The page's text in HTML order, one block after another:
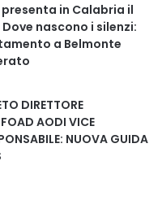
in Calabria il
nascono i silenzi:
a Belmonte
DIRETTORE
FOAD AODI VICE
NUOVA GUIDA